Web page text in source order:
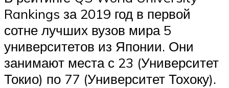
Rankings за 2019 год в первой
сотне лучших вузов мира 5
университетов из Японии. Они
занимают места с 23 (Университет
Токио) по 77 (Университет Тохоку).